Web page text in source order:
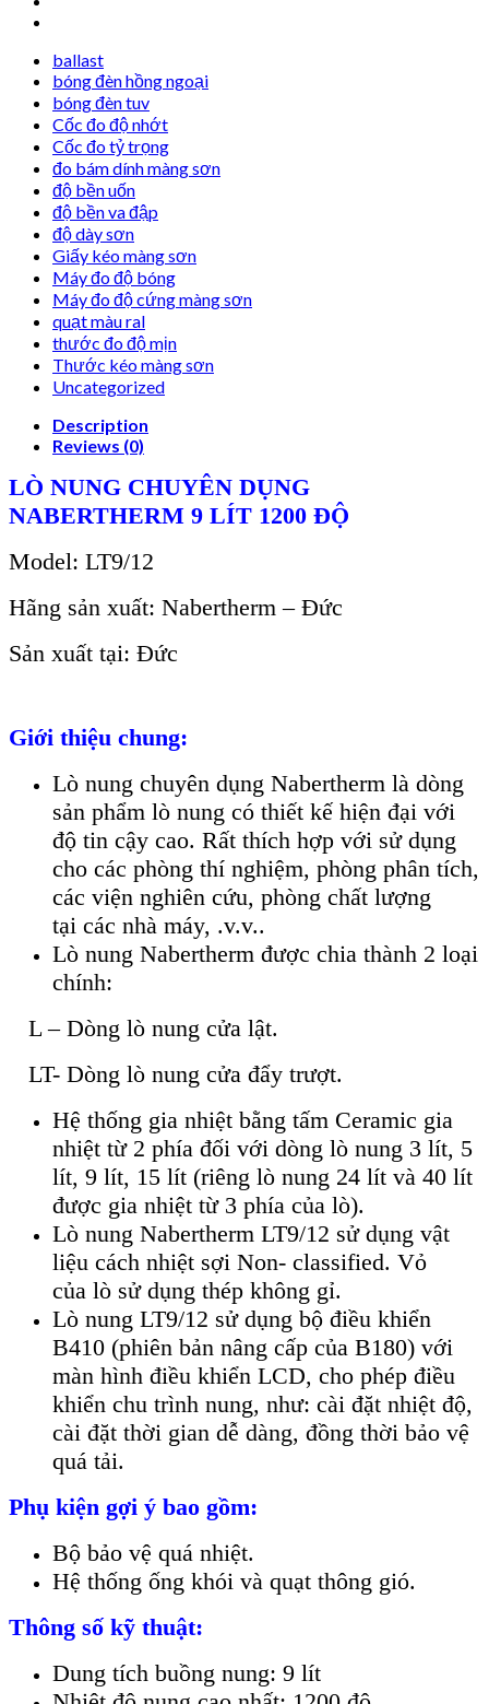
ballast
bóng đèn hồng ngoại
bóng đèn tuv
Cốc đo độ nhớt
Cốc đo tỷ trọng
đo bám dính màng sơn
độ bền uốn
độ bền va đập
độ dày sơn
Giấy kéo màng sơn
Máy đo độ bóng
Máy đo độ cứng màng sơn
quạt màu ral
thước đo độ mịn
Thước kéo màng sơn
Uncategorized
Description
Reviews (0)
LÒ NUNG CHUYÊN DỤNG
NABERTHERM 9 LÍT 1200 ĐỘ
Model: LT9/12
Hãng sản xuất: Nabertherm – Đức
Sản xuất tại: Đức
Giới thiệu chung:
Lò nung chuyên dụng Nabertherm là dòng
sản phẩm lò nung có thiết kế hiện đại với
độ tin cậy cao. Rất thích hợp với sử dụng
cho các phòng thí nghiệm, phòng phân tích,
các viện nghiên cứu, phòng chất lượng
tại các nhà máy, .v.v..
Lò nung Nabertherm được chia thành 2 loại
chính:
L – Dòng lò nung cửa lật.
LT- Dòng lò nung cửa đẩy trượt.
Hệ thống gia nhiệt bằng tấm Ceramic gia
nhiệt từ 2 phía đối với dòng lò nung 3 lít, 5
lít, 9 lít, 15 lít (riêng lò nung 24 lít và 40 lít
được gia nhiệt từ 3 phía của lò).
Lò nung Nabertherm LT9/12 sử dụng vật
liệu cách nhiệt sợi Non- classified. Vỏ
của lò sử dụng thép không gỉ.
Lò nung LT9/12 sử dụng bộ điều khiển
B410 (phiên bản nâng cấp của B180) với
màn hình điều khiển LCD, cho phép điều
khiển chu trình nung, như: cài đặt nhiệt độ,
cài đặt thời gian dễ dàng, đồng thời bảo vệ
quá tải.
Phụ kiện gợi ý bao gồm:
Bộ bảo vệ quá nhiệt.
Hệ thống ống khói và quạt thông gió.
Thông số kỹ thuật:
Dung tích buồng nung: 9 lít